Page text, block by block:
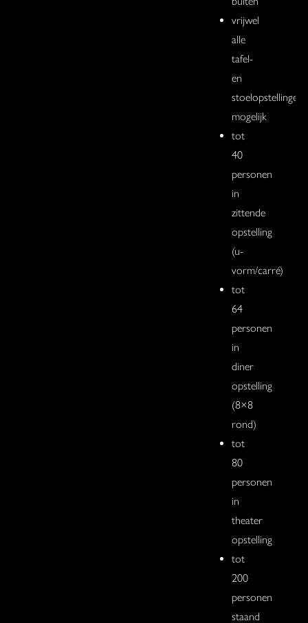
vrijwel
alle
tafel-
en
stoelopstellingen
mogelijk
tot
40
personen
in
zittende
opstelling
(u-
vorm/carré)
tot
64
personen
in
diner
opstelling
(8×8
rond)
tot
80
personen
in
theater
opstelling
tot
200
personen
staand